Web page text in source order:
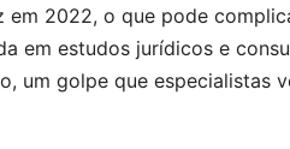
em 2022, o que pode
em estudos jurídicos e
um golpe que especialistas